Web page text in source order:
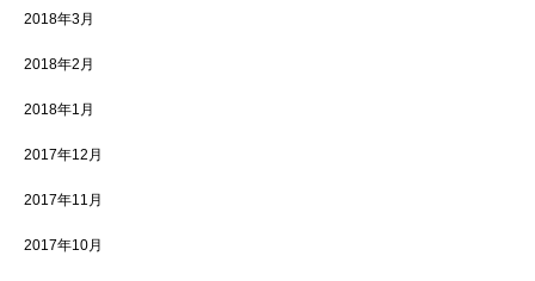
2018年3月
2018年2月
2018年1月
2017年12月
2017年11月
2017年10月